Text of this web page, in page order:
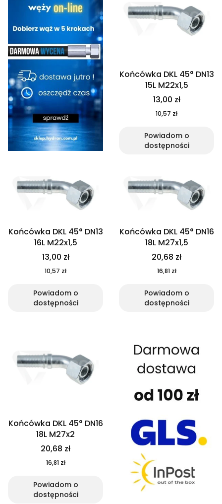
Końcówka DKL 45° DN13
15L M22x1,5
13,00 zł
10,57 zł
Powiadom o
dostępności
Końcówka DKL 45° DN13
16L M22x1,5
13,00 zł
10,57 zł
Powiadom o
dostępności
Końcówka DKL 45° DN16
18L M27x1,5
20,68 zł
16,81 zł
Powiadom o
dostępności
Końcówka DKL 45° DN16
18L M27x2
20,68 zł
16,81 zł
Powiadom o
dostępności